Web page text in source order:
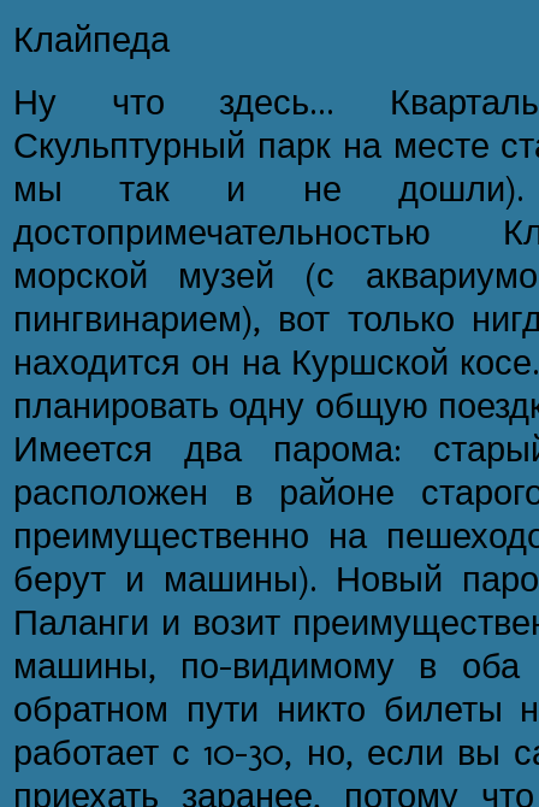
Клайпеда
Ну что здесь...
Скульптурный парк на месте
мы так и не дошли).
достопримечательностью
морской музей (с
пингвинарием), вот только
находится он на Куршской
планировать одну общую
Имеется два парома:
расположен в районе
преимущественно на
берут и машины). Новый
Паланги и возит
машины, по-видимому в оба
обратном пути никто билеты
работает с 10-30, но, если вы
приехать заранее, потому